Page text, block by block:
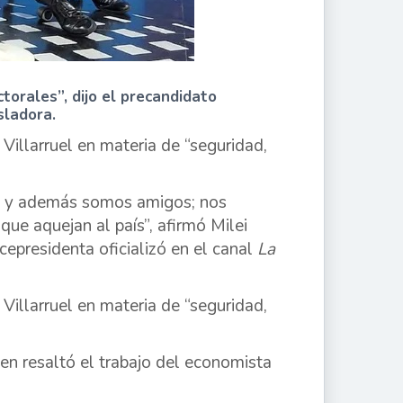
dijo el precandidato
en materia de “seguridad,
además somos amigos; nos
aquejan al país”, afirmó Milei
oficializó en el canal La
en materia de “seguridad,
resaltó el trabajo del economista